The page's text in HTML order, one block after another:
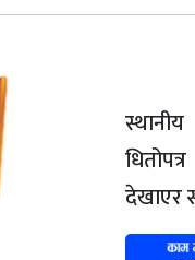
देखाएर